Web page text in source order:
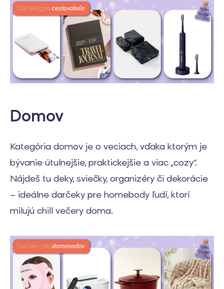
Domov
Kategória domov je o veciach, vďaka ktorým je
bývanie útulnejšie, praktickejšie a viac „cozy“.
Nájdeš tu deky, sviečky, organizéry či dekorácie
– ideálne darčeky pre homebody ľudí, ktorí
milujú chill večery doma.